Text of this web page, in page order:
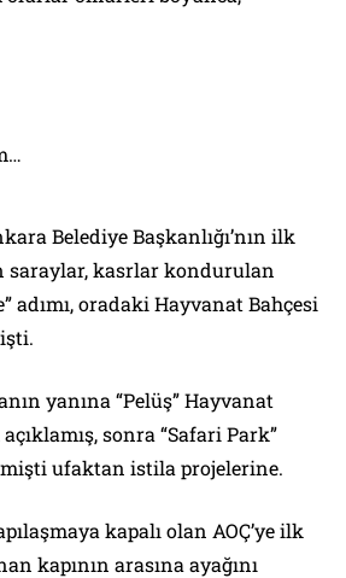
Belediye Başkanlığı’nın ilk
saraylar, kasrlar kondurulan
adımı, oradaki Hayvanat Bahçesi
yanına “Pelüş” Hayvanat
sonra “Safari Park”
ufaktan istila projelerine.
kapalı olan AOÇ’ye ilk
kapının arasına ayağını